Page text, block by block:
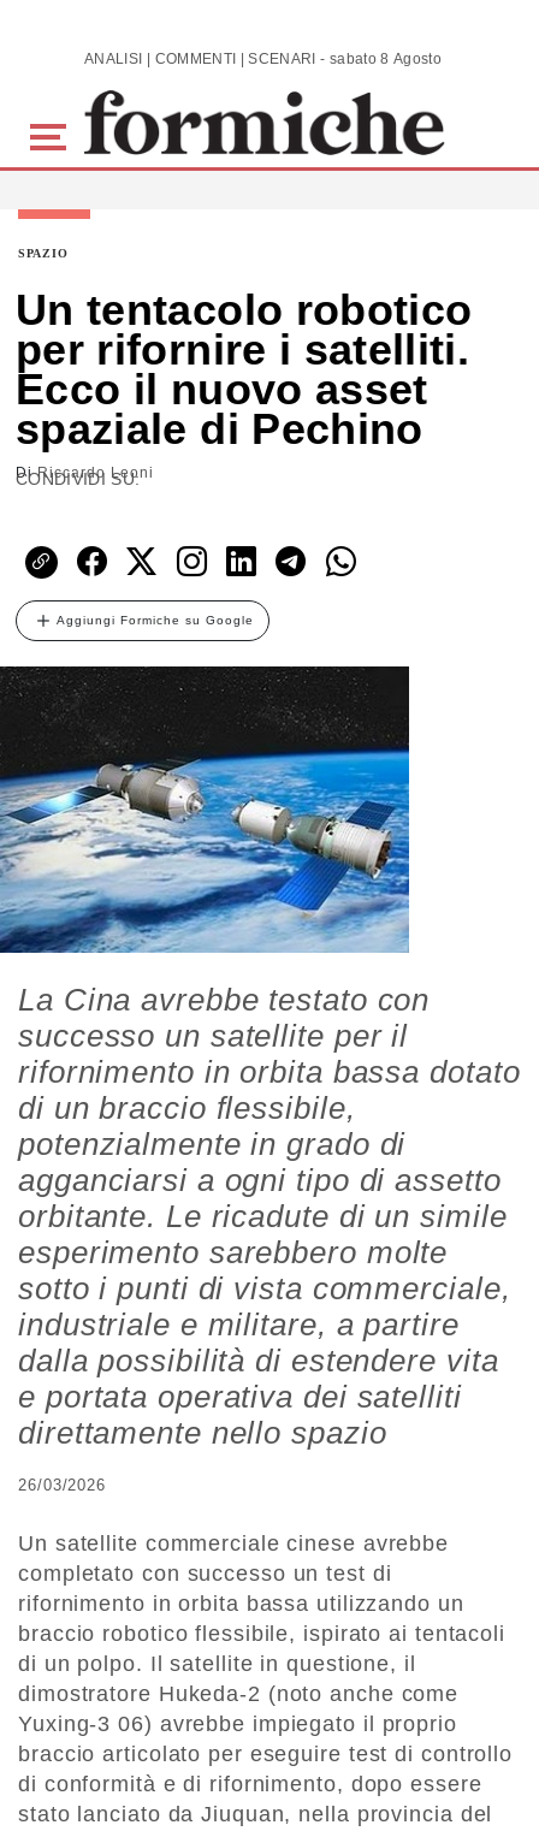
Skip to main content ANALISI | COMMENTI | SCENARI - sabato 8 Agosto 2026
SPAZIO
Un tentacolo robotico
per rifornire i satelliti.
Ecco il nuovo asset
spaziale di Pechino
DiRiccardo Leoni
CONDIVIDI SU:
Aggiungi Formiche su Google
La Cina avrebbe testato con
successo un satellite per il
rifornimento in orbita bassa dotato
di un braccio flessibile,
potenzialmente in grado di
agganciarsi a ogni tipo di assetto
orbitante. Le ricadute di un simile
esperimento sarebbero molte
sotto i punti di vista commerciale,
industriale e militare, a partire
dalla possibilità di estendere vita
e portata operativa dei satelliti
direttamente nello spazio
26/03/2026
Un satellite commerciale cinese avrebbe
completato con successo un test di
rifornimento in orbita bassa utilizzando un
braccio robotico flessibile, ispirato ai tentacoli
di un polpo. Il satellite in questione, il
dimostratore Hukeda-2 (noto anche come
Yuxing-3 06) avrebbe impiegato il proprio
braccio articolato per eseguire test di controllo
di conformità e di rifornimento, dopo essere
stato lanciato da Jiuquan, nella provincia del